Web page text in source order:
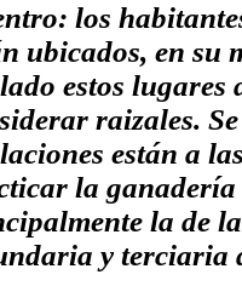
los
ubicados, en su
estos lugares
raizales.
están a
la
la de
y terciaria